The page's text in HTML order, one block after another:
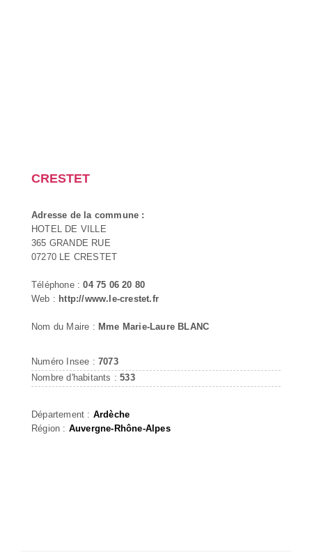
CRESTET
Adresse de la commune :
HOTEL DE VILLE
365 GRANDE RUE
07270 LE CRESTET
Téléphone :04 75 06 20 80
Web : http://www.le-crestet.fr
Nom du Maire : Mme Marie-Laure BLANC
Numéro Insee : 7073
Nombre d'habitants :533
Département : Ardèche
Région : Auvergne-Rhône-Alpes